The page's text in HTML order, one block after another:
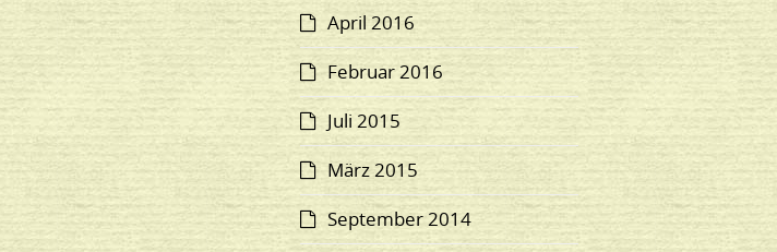
April 2016
Februar 2016
Juli 2015
März 2015
September 2014